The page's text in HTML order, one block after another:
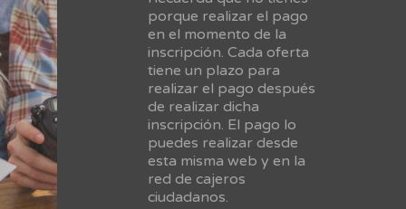
porque realizar el pago
en el momento de la
inscripción. Cada oferta
tiene un plazo para
realizar el pago después
de realizar dicha
inscripción. El pago lo
puedes realizar desde
esta misma web y en la
red de cajeros
ciudadanos.